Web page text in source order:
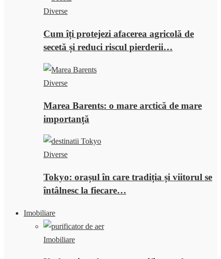
Diverse
Cum îți protejezi afacerea agricolă de
secetă și reduci riscul pierderii…
Diverse
Marea Barents: o mare arctică de mare
importanță
Diverse
Tokyo: orașul în care tradiția și viitorul se
întâlnesc la fiecare…
Imobiliare
Imobiliare